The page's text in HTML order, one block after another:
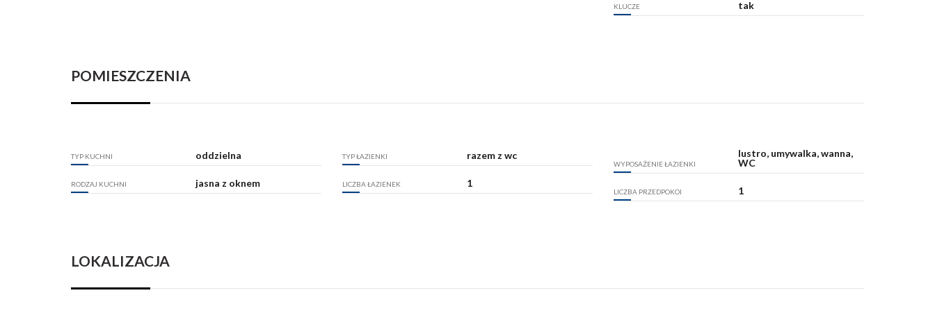
KLUCZE tak
POMIESZCZENIA
TYP KUCHNI oddzielna
RODZAJ KUCHNI jasna z oknem
TYP ŁAZIENKI razem z wc
LICZBA ŁAZIENEK 1
WYPOSAŻENIE ŁAZIENKI
lustro, umywalka, wanna,
WC
LICZBA PRZEDPOKOI 1
LOKALIZACJA